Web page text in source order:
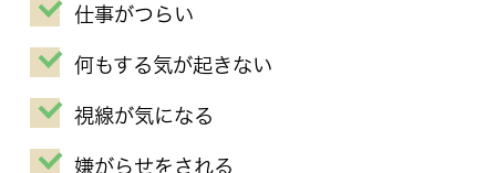
仕事がつらい
何もする気が起きない
視線が気になる
嫌がらせをされる